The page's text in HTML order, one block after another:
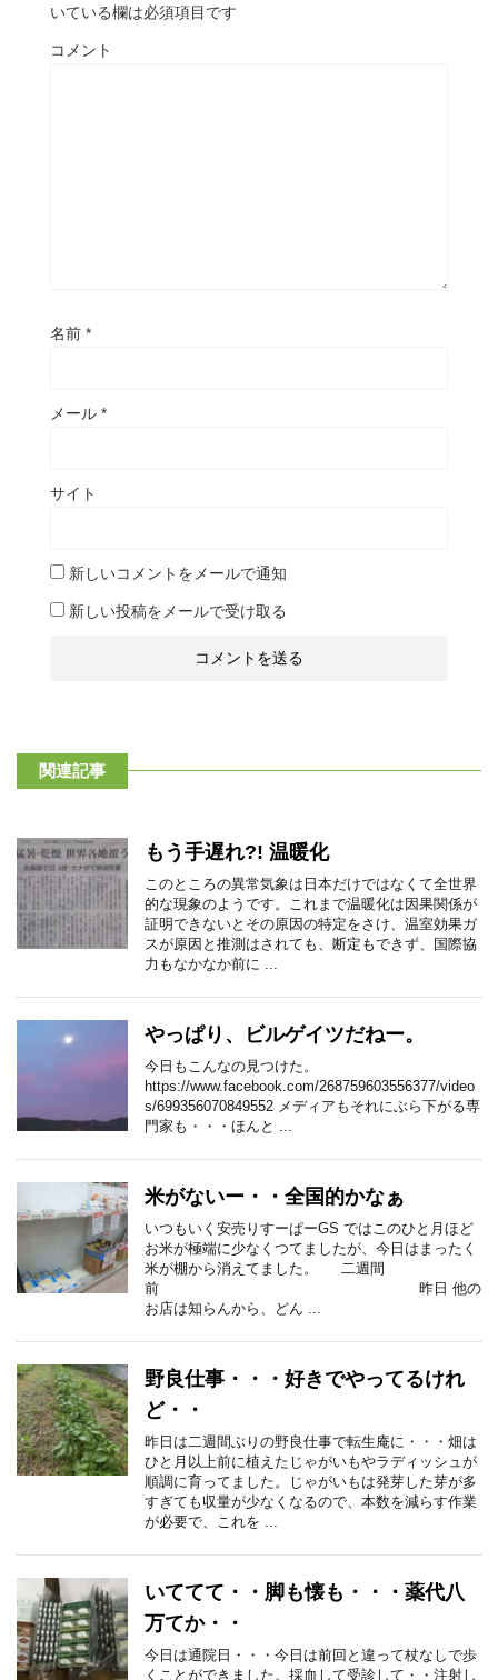
いている欄は必須項目です
コメント
名前 *
メール *
サイト
新しいコメントをメールで通知
新しい投稿をメールで受け取る
関連記事
もう手遅れ?! 温暖化
このところの異常気象は日本だけではなくて全世界
的な現象のようです。これまで温暖化は因果関係が
証明できないとその原因の特定をさけ、温室効果ガ
スが原因と推測はされても、断定もできず、国際協
力もなかなか前に ...
やっぱり、ビルゲイツだねー。
今日もこんなの見つけた。
https://www.facebook.com/268759603556377/video
s/699356070849552 メディアもそれにぶら下がる専
門家も・・・ほんと ...
米がないー・・全国的かなぁ
いつもいく安売りすーぱーGS ではこのひと月ほど
お米が極端に少なくつてましたが、今日はまったく
米が棚から消えてました。 二週間
前 昨日 他の
お店は知らんから、どん ...
野良仕事・・・好きでやってるけれ
ど・・
昨日は二週間ぶりの野良仕事で転生庵に・・・畑は
ひと月以上前に植えたじゃがいもやラディッシュが
順調に育ってました。じゃがいもは発芽した芽が多
すぎても収量が少なくなるので、本数を減らす作業
が必要で、これを ...
いててて・・脚も懐も・・・薬代八
万てか・・
今日は通院日・・・今日は前回と違って杖なしで歩
くことができました。採血して受診して・・注射し